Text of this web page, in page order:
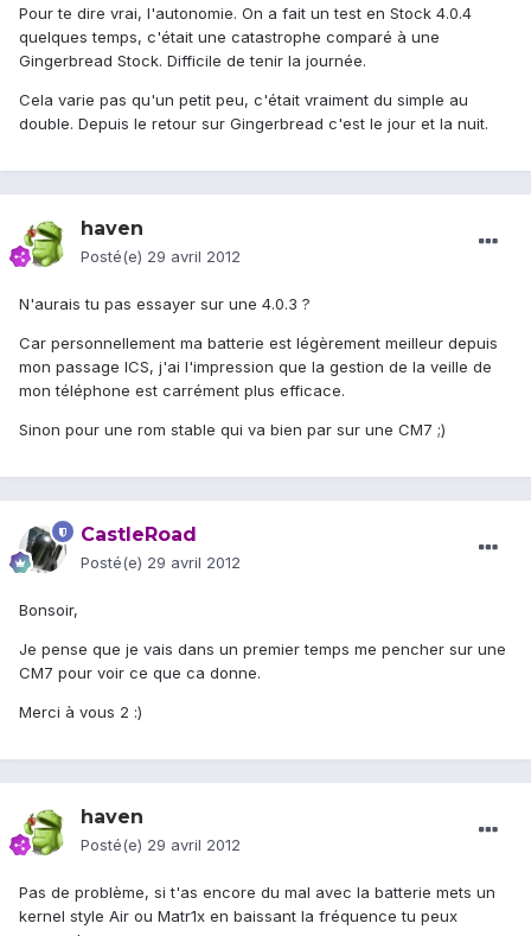
Pour te dire vrai, l'autonomie. On a fait un test en Stock 4.0.4
quelques temps, c'était une catastrophe comparé à une
Gingerbread Stock. Difficile de tenir la journée.
Cela varie pas qu'un petit peu, c'était vraiment du simple au
double. Depuis le retour sur Gingerbread c'est le jour et la nuit.
haven
Posté(e) 29 avril 2012
N'aurais tu pas essayer sur une 4.0.3 ?
Car personnellement ma batterie est légèrement meilleur depuis
mon passage ICS, j'ai l'impression que la gestion de la veille de
mon téléphone est carrément plus efficace.
Sinon pour une rom stable qui va bien par sur une CM7 ;)
CastleRoad
Posté(e) 29 avril 2012
Bonsoir,
Je pense que je vais dans un premier temps me pencher sur une
CM7 pour voir ce que ca donne.
Merci à vous 2 :)
haven
Posté(e) 29 avril 2012
Pas de problème, si t'as encore du mal avec la batterie mets un
kernel style Air ou Matr1x en baissant la fréquence tu peux